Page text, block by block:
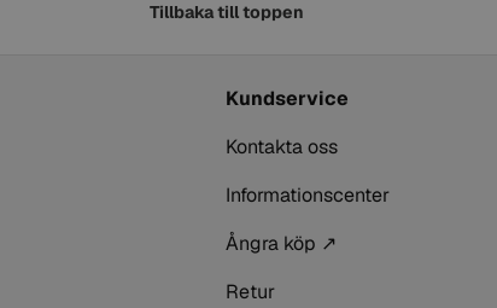
Tillbaka till toppen
Kundservice
Kontakta oss
Informationscenter
Ångra köp ↗
Retur